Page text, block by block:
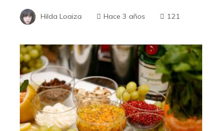
Hilda Loaiza Hace 3 años 121